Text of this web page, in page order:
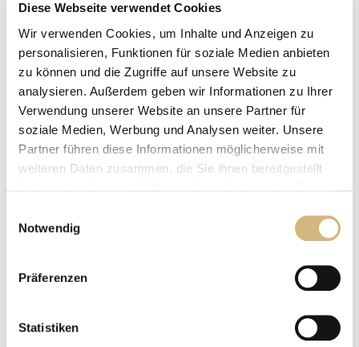
Diese Webseite verwendet Cookies
Wir verwenden Cookies, um Inhalte und Anzeigen zu
personalisieren, Funktionen für soziale Medien anbieten
zu können und die Zugriffe auf unsere Website zu
analysieren. Außerdem geben wir Informationen zu Ihrer
Verwendung unserer Website an unsere Partner für
soziale Medien, Werbung und Analysen weiter. Unsere
Partner führen diese Informationen möglicherweise mit
weiteren Daten zusammen, die Sie ihnen bereitgestellt
und im
mehr darüber, wer wir sind, wie Sie uns
kontaktieren können und wie wir personenbezogene
Notwendig
Präferenzen
Statistiken
Channoine
CosmeticCulture.
KostenloseBeratung
Jetzt Termin vereinbaren
Jetzt analysieren